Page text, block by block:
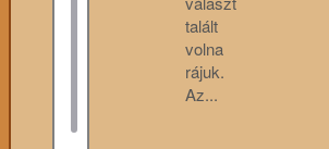
talált
volna
rájuk.
Az...